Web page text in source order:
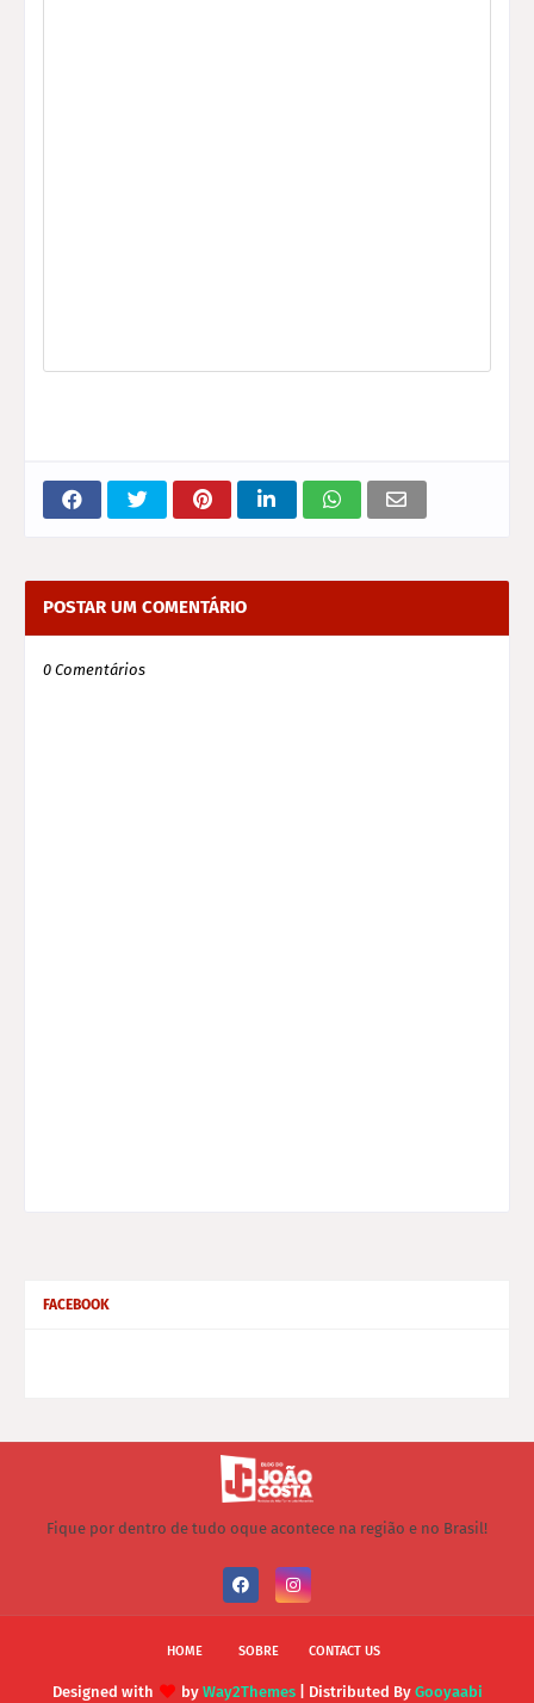
POSTAR UM COMENTÁRIO
0 Comentários
FACEBOOK
Fique por dentro de tudo oque acontece na região e no Brasil!
HOME SOBRE CONTACT US
Designed with by Way2Themes| Distributed By Gooyaabi